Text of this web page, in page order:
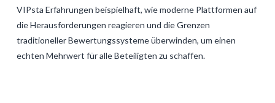
VIPsta Erfahrungen beispielhaft, wie moderne Plattformen auf
die Herausforderungen reagieren und die Grenzen
traditioneller Bewertungssysteme überwinden, um einen
echten Mehrwert für alle Beteiligten zu schaffen.